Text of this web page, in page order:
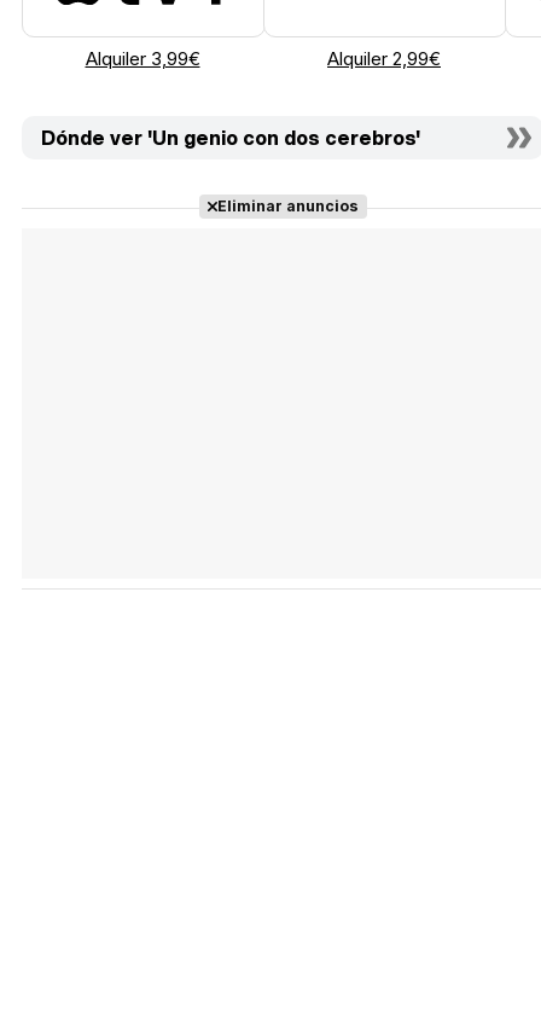
Alquiler 3,99€ Alquiler 2,99€
Dónde ver 'Un genio con dos cerebros'
Eliminar anuncios